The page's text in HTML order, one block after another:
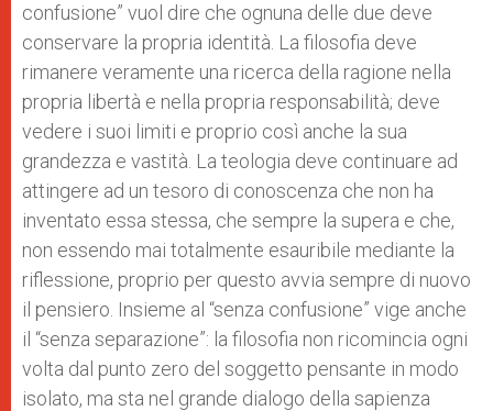
confusione” vuol dire che ognuna delle due deve
conservare la propria identità. La filosofia deve
rimanere veramente una ricerca della ragione nella
propria libertà e nella propria responsabilità; deve
vedere i suoi limiti e proprio così anche la sua
grandezza e vastità. La teologia deve continuare ad
attingere ad un tesoro di conoscenza che non ha
inventato essa stessa, che sempre la supera e che,
non essendo mai totalmente esauribile mediante la
riflessione, proprio per questo avvia sempre di nuovo
il pensiero. Insieme al “senza confusione” vige anche
il “senza separazione”: la filosofia non ricomincia ogni
volta dal punto zero del soggetto pensante in modo
isolato, ma sta nel grande dialogo della sapienza